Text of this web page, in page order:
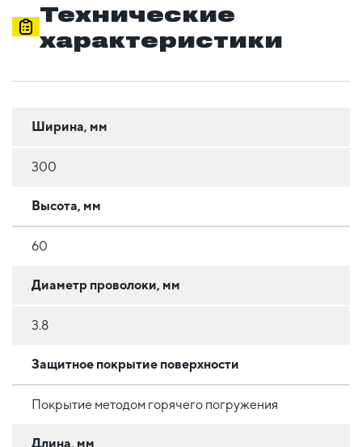
Технические
характеристики
Ширина, мм
300
Высота, мм
60
Диаметр проволоки, мм
3.8
Защитное покрытие поверхности
Покрытие методом горячего погружения
Длина, мм